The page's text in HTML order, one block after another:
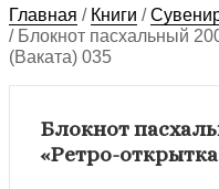
Главная / Книги /
/ Блокнот пасхальный
(Ваката) 035
Блокнот
«Ретро-